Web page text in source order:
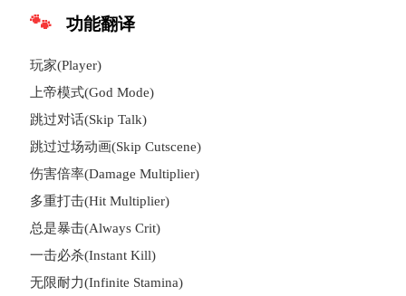
功能翻译
玩家(Player)
上帝模式(God Mode)
跳过对话(Skip Talk)
跳过过场动画(Skip Cutscene)
伤害倍率(Damage Multiplier)
多重打击(Hit Multiplier)
总是暴击(Always Crit)
一击必杀(Instant Kill)
无限耐力(Infinite Stamina)